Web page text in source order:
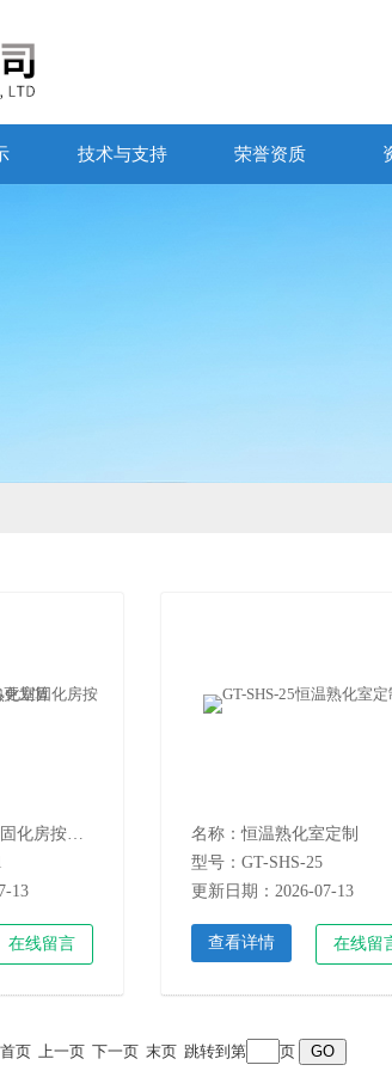
技术与支持 荣誉资质
名称：智能熟化室固化房按需定制价格更划算
13
在线留言
名称：恒温熟化室定制
型号：GT-SHS-25
更新日期：2026-07-13
查看详情 在线留
页 上一页 下一页 末页 跳转到第 页